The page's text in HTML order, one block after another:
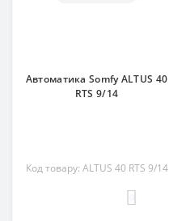
Автоматика Somfy ALTUS 40
RTS 9/14
Код товару: ALTUS 40 RTS 9/14